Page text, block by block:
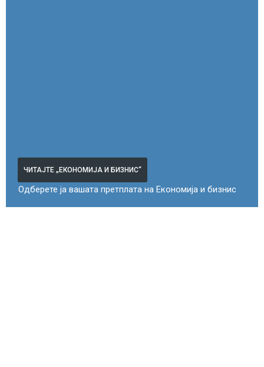
ЧИТАЈТЕ „ЕКОНОМИЈА И БИЗНИС“
Одберете ја вашата претплата на Економија и бизнис